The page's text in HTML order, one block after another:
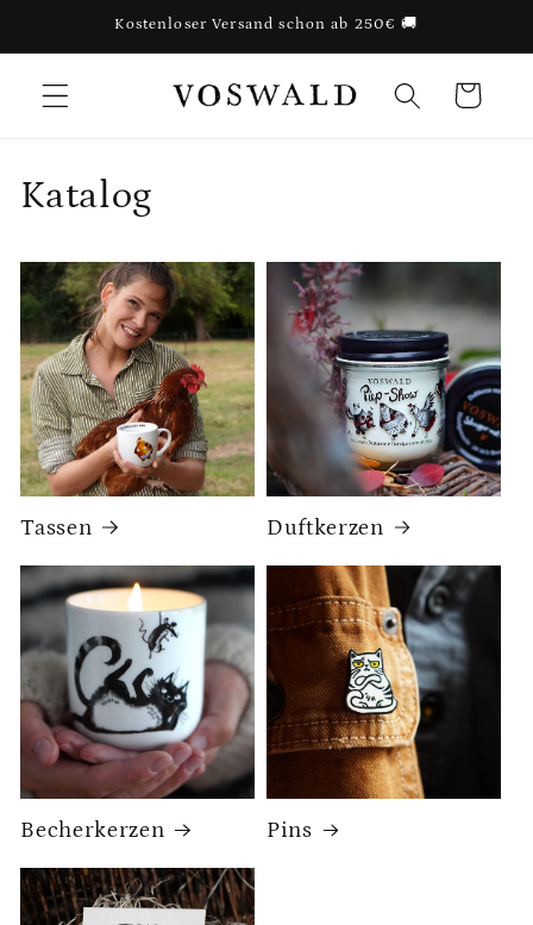
Inhalt
Kostenloser Versand schon ab 250€ 🚚
Warenkorb
Katalog
Tassen Duftkerzen
Becherkerzen Pins